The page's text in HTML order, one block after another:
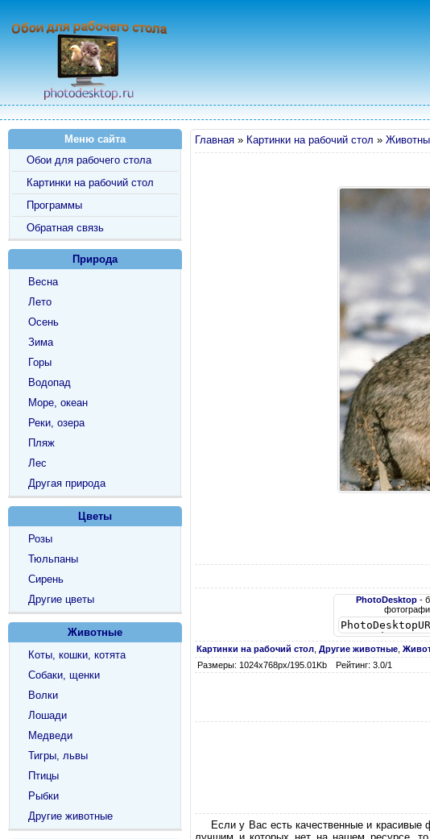
Главная » Картинки на рабочий стол »
PhotoDesktop -
Картинки на рабочий стол Другие животные
Размеры: 1024х768px/195.01Kb
Рейтинг: 3.0/1
Если у Вас есть качественные и
Меню сайта
Обои для рабочего стола
Картинки на рабочий стол
Программы
Обратная связь
Природа
Весна
Лето
Осень
Зима
Горы
Водопад
Море, океан
Реки, озера
Пляж
Лес
Другая природа
Цветы
Розы
Тюльпаны
Сирень
Другие цветы
Животные
Коты, кошки, котята
Собаки, щенки
Волки
Лошади
Медведи
Тигры, львы
Птицы
Рыбки
Другие животные